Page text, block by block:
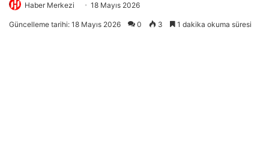
Haber Merkezi 18 Mayıs 2026
Güncelleme tarihi: 18 Mayıs 2026 0 3 1 dakika okuma süresi